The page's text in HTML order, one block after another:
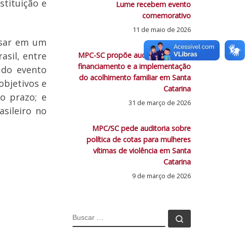
e
em um
entre
evento
e
prazo; e
no
Lume recebem evento
comemorativo
11 de maio de 2026
MPC-SC propõe auditoria sobre o
financiamento e a implementação
do acolhimento familiar em Santa
Catarina
31 de março de 2026
MPC/SC pede auditoria sobre
política de cotas para mulheres
vítimas de violência em Santa
Catarina
9 de março de 2026
BUSCAR